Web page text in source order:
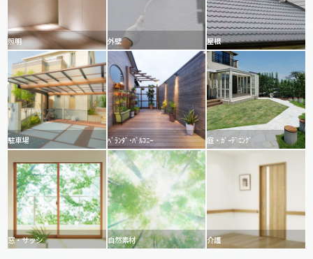
照明 外壁 屋根
駐車場 ﾍﾞﾗﾝﾀﾞ･ﾊﾞﾙｺﾆｰ 庭・ｶﾞｰﾃﾞﾆﾝｸﾞ
窓・サッシ 自然素材 介護